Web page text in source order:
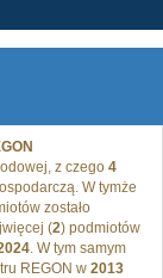
z czego 4
W tymże
zostało
(2) podmiotów
. W tym samym
REGON w 2013